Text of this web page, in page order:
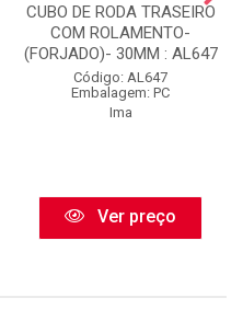
CUBO DE RODA TRASEIRO
COM ROLAMENTO-
(FORJADO)- 30MM : AL647
Código: AL647
Embalagem: PC
Ima
Ver preço